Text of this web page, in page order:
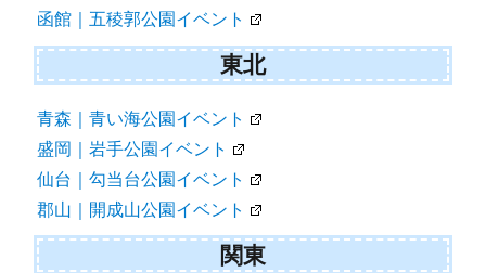
函館｜五稜郭公園イベント
東北
青森｜青い海公園イベント
盛岡｜岩手公園イベント
仙台｜勾当台公園イベント
郡山｜開成山公園イベント
関東